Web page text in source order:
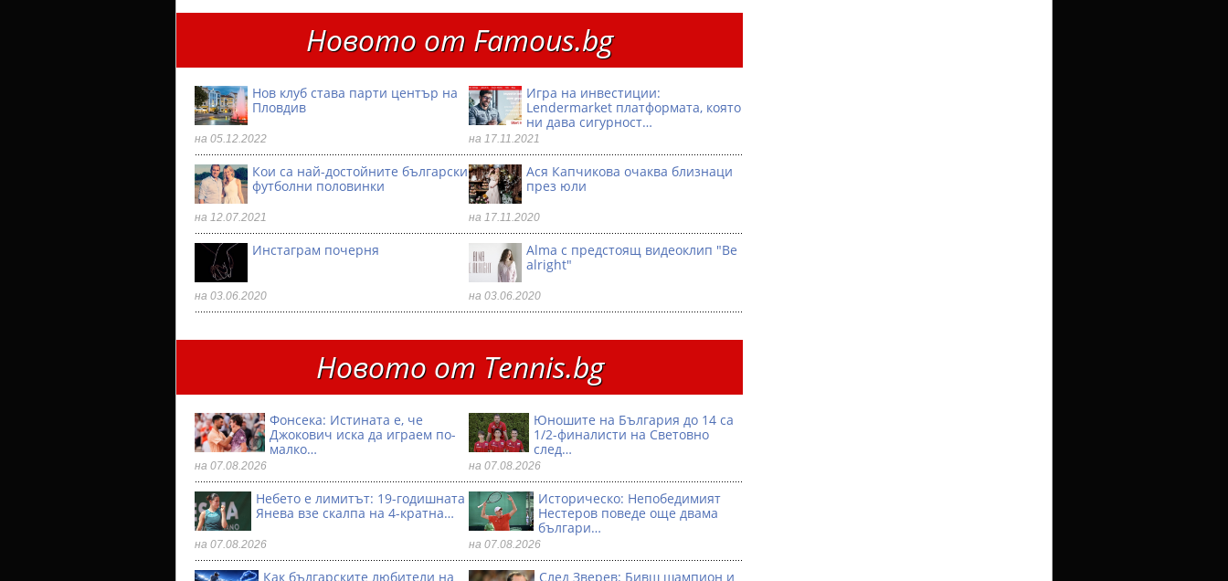
Новото от Famous.bg
Нов клуб става парти център на
Пловдив
на 05.12.2022
Игра на инвестиции:
Lendermarket платформата, която
ни дава сигурност…
на 17.11.2021
Кои са най-достойните български
футболни половинки
на 12.07.2021
Ася Капчикова очаква близнаци
през юли
на 17.11.2020
Инстаграм почерня
на 03.06.2020
Alma с предстоящ видеоклип "Be
alright"
на 03.06.2020
Новото от Тennis.bg
Фонсека: Истината е, че
Джокович иска да играем по-
малко…
на 07.08.2026
Юношите на България до 14 са
1/2-финалисти на Световно
след…
на 07.08.2026
Небето е лимитът: 19-годишната
Янева взe скалпа на 4-кратна…
на 07.08.2026
Историческо: Непобедимият
Нестеров поведе още двама
българи…
на 07.08.2026
Как българските любители на След Зверев: Бивш шампион и